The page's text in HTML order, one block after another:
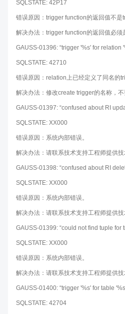
SQLSTATE: 42P17
错误原因：trigger function的返回值不是
解决办法：trigger function的返回值必须
GAUSS-01396: “trigger '%s' for relation
SQLSTATE: 42710
错误原因：relation上已经定义了同名的
解决办法：修改create trigger的名称，不
GAUSS-01397: “confused about RI
SQLSTATE: XX000
错误原因：系统内部错误。
解决办法：请联系技术支持工程师提供技
GAUSS-01398: “confused about RI
SQLSTATE: XX000
错误原因：系统内部错误。
解决办法：请联系技术支持工程师提供技
GAUSS-01399: “could not find tuple for
SQLSTATE: XX000
错误原因：系统内部错误。
解决办法：请联系技术支持工程师提供技
GAUSS-01400: “trigger '%s' for table
SQLSTATE: 42704